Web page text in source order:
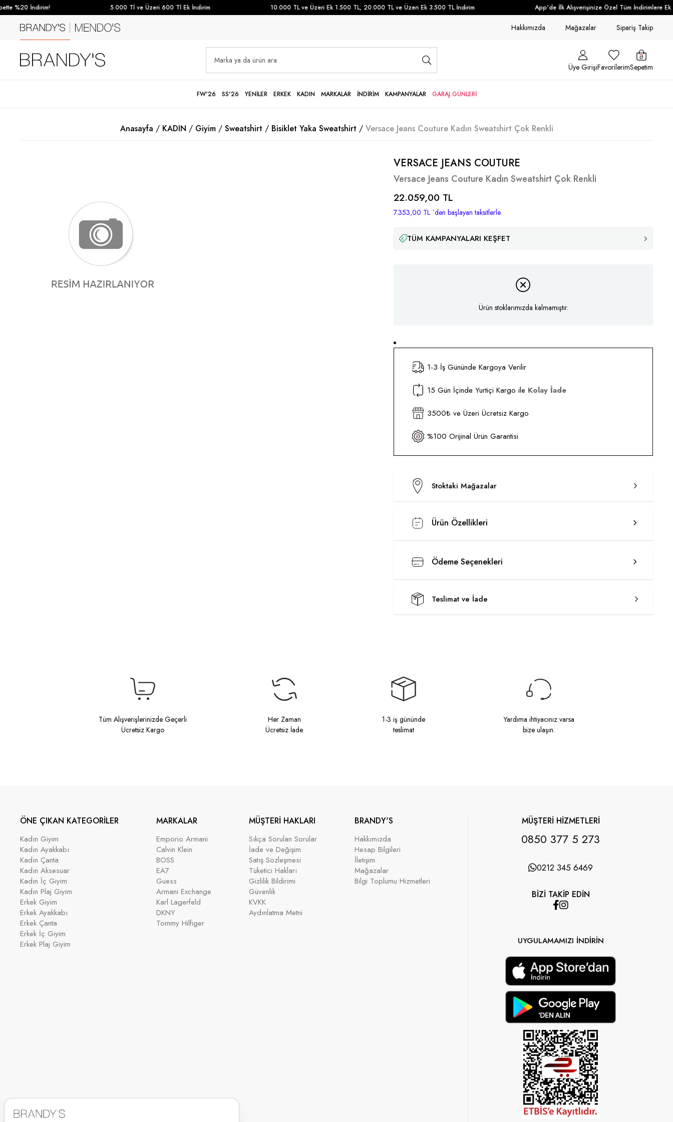
%20 İndirim! 5.000 Tl ve Üzeri 600 Tl Ek İndirim 10.000 TL ve Üzeri Ek 1.500 TL, 20.000 TL ve Üzeri Ek 3.500 TL İndirim App'de İlk Alışverişinize Özel Tüm İndirimlere Ek
Hakkımızda Mağazalar Sipariş Takip
Üye GirişiFavorilerimSepetim
FW'26 SS'26 YENİLER ERKEK KADIN MARKALAR İNDİRİM KAMPANYALAR GARAJ GÜNLERİ
Anasayfa KADIN Giyim Sweatshirt Bisiklet Yaka Sweatshirt Versace Jeans Couture Kadın Sweatshirt Çok Renkli
VERSACE JEANS COUTURE
Versace Jeans Couture Kadın Sweatshirt Çok Renkli
22.059,00 TL
7.353,00 TL `den başlayan taksitlerle
TÜM KAMPANYALARI KEŞFET
Ürün stoklarımızda kalmamıştır.
1-3 İş Gününde Kargoya Verilir
15 Gün İçinde Yurtiçi Kargo ile Kolay İade
3500₺ ve Üzeri Ücretsiz Kargo
%100 Orijinal Ürün Garantisi
Stoktaki Mağazalar
Ürün Özellikleri
Ödeme Seçenekleri
Teslimat ve İade
Tüm Alışverişlerinizde Geçerli
Ücretsiz Kargo
Her Zaman
Ücretsiz İade
1-3 iş gününde
teslimat
Yardıma ihtiyacınız varsa
bize ulaşın.
ÖNE ÇIKAN KATEGORİLER
Kadın Giyim
Kadın Ayakkabı
Kadın Çanta
Kadın Aksesuar
Kadın İç Giyim
Kadın Plaj Giyim
Erkek Giyim
Erkek Ayakkabı
Erkek Çanta
Erkek İç Giyim
Erkek Plaj Giyim
MARKALAR
Emporio Armani
Calvin Klein
BOSS
EA7
Guess
Armani Exchange
Karl Lagerfeld
DKNY
Tommy Hilfiger
MÜŞTERİ HAKLARI
Sıkça Sorulan Sorular
İade ve Değişim
Satış Sözleşmesi
Tüketici Hakları
Gizlilik Bildirimi
Güvenlik
KVKK
Aydınlatma Metni
BRANDY'S
Hakkımızda
Hesap Bilgileri
İletişim
Mağazalar
Bilgi Toplumu Hizmetleri
MÜŞTERİ HİZMETLERİ
0850 377 5 273
0212 345 6469
BİZİ TAKİP EDİN
UYGULAMAMIZI İNDİRİN